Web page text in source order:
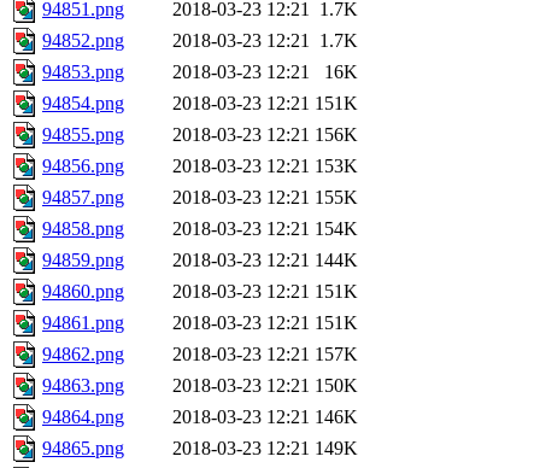
94851.png 2018-03-23 12:21 1.7K
94852.png
2018-03-23 12:21 1.7K
94853.png
2018-03-23 12:21
16K
94854.png
2018-03-23 12:21 151K
94855.png
2018-03-23 12:21 156K
94856.png
2018-03-23 12:21 153K
94857.png
2018-03-23 12:21 155K
94858.png
2018-03-23 12:21 154K
94859.png
2018-03-23 12:21 144K
94860.png
2018-03-23 12:21 151K
94861.png
2018-03-23 12:21 151K
94862.png
2018-03-23 12:21 157K
94863.png
2018-03-23 12:21 150K
94864.png
2018-03-23 12:21 146K
94865.png
2018-03-23 12:21 149K